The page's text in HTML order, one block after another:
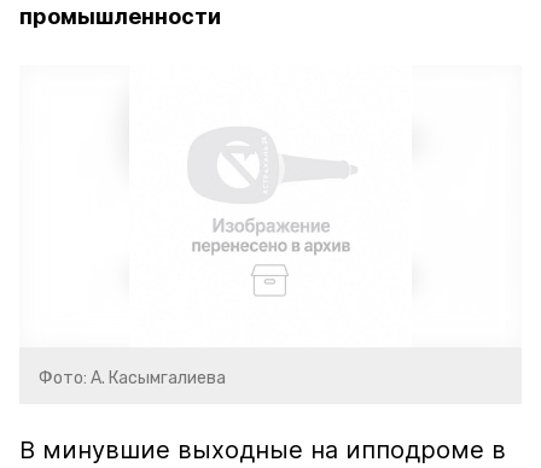
промышленности
Фото: А. Касымгалиева
В минувшие выходные на ипподроме в